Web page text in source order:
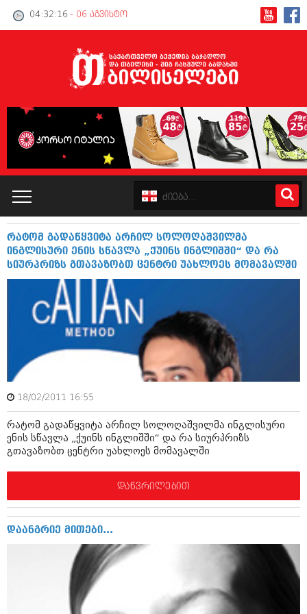
04:32:16 - 06 აგვისტო
ინტერვიუები
ამბები
საზოგადოება
მოდი, ვილაპარაკოთ
მოდა + დიზაინი
რელიგია
კადრს მიღმა
კატალოგი
ინტერვიუები
საზოგადოება
მოდა + დიზაინი
რელიგია
კადრს მიღმა
კულინარია
ავტორჩევები
ბელადები
რატომ გადაწყვიტა არჩილ სოლოღაშვილმა
ინგლისური ენის სწავლა „ქუინს ინგლიშში“ და რა
სიურპრიზს გთავაზობთ ცენტრი უახლოეს მომავალში
18/02/2011 16:55
რატომ გადაწყვიტა არჩილ სოლოღაშვილმა ინგლისური
ენის სწავლა „ქუინს ინგლიშში“ და რა სიურპრიზს
გთავაზობთ ცენტრი უახლოეს მომავალში
დაწვრილებით
დაანგრიე მითები...